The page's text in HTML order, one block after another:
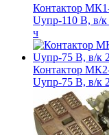
Контактор
Uупр-110 В, в/к
ч
Контактор
Uупр-75 В, в/к